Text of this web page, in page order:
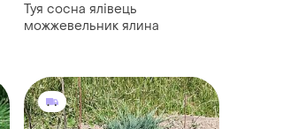
Туя сосна ялівець
можжевельник ялина